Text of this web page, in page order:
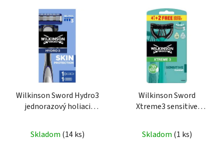
Wilkinson Sword Hydro3
jednorazový holiaci
Skladom (14 ks)
Wilkinson Sword
Xtreme3 sensitive
strojček s 3 čepieľkami
6ks
Skladom (1 ks)